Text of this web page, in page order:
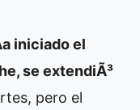
iniciado el
se extendiÃ³
pero el